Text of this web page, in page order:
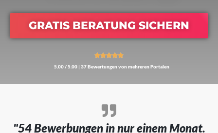
GRATIS BERATUNG SICHERN

5.00 / 5.00 | 37 Bewertungen von mehreren Portalen
"54 Bewerbungen in nur einem Monat.